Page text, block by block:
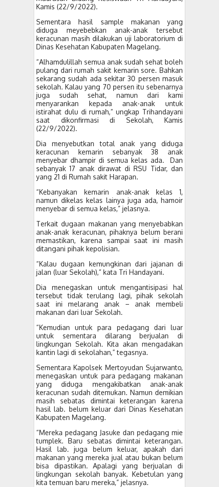
Kamis (22/9/2022).
Sementara hasil sample makanan yang
diduga meyebebkan anak-anak tersebut
keracunan masih dilakukan uji laboratorium di
Dinas Kesehatan Kabupaten Magelang.
“Alhamdulillah semua anak sudah sehat boleh
pulang dari rumah sakit kemarin sore. Bahkan
sekarang sudah ada sekitar 30 persen masuk
sekolah. Kalau yang 70 persen itu sebenarnya
juga sudah sehat, namun dari kami
menyarankan kepada anak-anak untuk
istirahat dulu di rumah,” ungkap Trihandayani
saat dikonfirmasi di Sekolah, Kamis
(22/9/2022).
Dia menyebutkan total anak yang diduga
keracunan kemarin sebanyak 38 anak
menyebar dhampir di semua kelas ada. Dan
sebanyak 17 anak dirawat di RSU Tidar, dan
yang 21 di Rumah sakit Harapan.
“Kebanyakan kemarin anak-anak kelas 1,
namun dikelas kelas lainya juga ada, hamoir
menyebar di semua kelas,” jelasnya.
Terkait dugaan makanan yang menyebabkan
anak-anak keracunan, pihaknya belum berani
memastikan, karena sampai saat ini masih
ditangani pihak kepolisian.
“Kalau dugaan kemungkinan dari jajanan di
jalan (luar Sekolah),” kata Tri Handayani.
Dia menegaskan untuk mengantisipasi hal
tersebut tidak terulang lagi, pihak sekolah
saat ini melarang anak – anak membeli
makanan dari luar Sekolah.
“Kemudian untuk para pedagang dari luar
untuk sementara dilarang berjualan di
lingkungan Sekolah. Kita akan mengadakan
kantin lagi di sekolahan,” tegasnya.
Sementara Kapolsek Mertoyudan Sujarwanto,
menegaskan untuk para pedagang makanan
yang diduga mengakibatkan anak-anak
keracunan sudah ditemukan. Namun demikian
masih sebatas dimintai keterangan karena
hasil lab. belum keluar dari Dinas Kesehatan
Kabupaten Magelang.
“Mereka pedagang Jasuke dan pedagang mie
tumplek. Baru sebatas dimintai keterangan.
Hasil lab. juga belum keluar, apakah dari
makanan yang mereka jual atau bukan belum
bisa dipastikan. Apalagi yang berjualan di
lingkungan sekolah banyak. Kebetulan yang
kita temuan baru mereka,” jelasnya.